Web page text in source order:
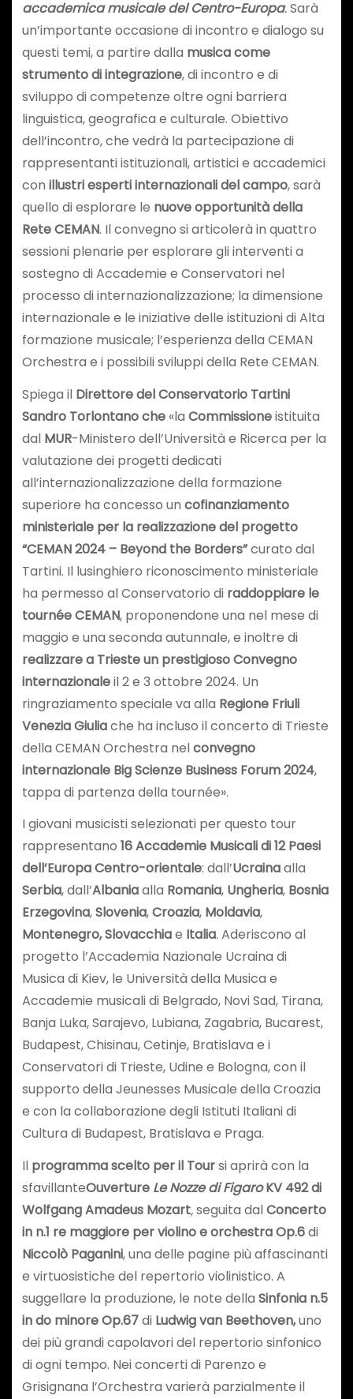
accademica musicale del Centro-Europa.Sarà
un’importante occasione di incontro e dialogo su
questi temi, a partire dalla musica come
strumento di integrazione, di incontro e di
sviluppo di competenze oltre ogni barriera
linguistica, geografica e culturale. Obiettivo
dell’incontro, che vedrà la partecipazione di
rappresentanti istituzionali, artistici e accademici
con illustri esperti internazionali del campo, sarà
quello di esplorare le nuove opportunità della
Rete CEMAN. Il convegno si articolerà in quattro
sessioni plenarie per esplorare gli interventi a
sostegno di Accademie e Conservatori nel
processo di internazionalizzazione; la dimensione
internazionale e le iniziative delle istituzioni di Alta
formazione musicale; l’esperienza della CEMAN
Orchestra e i possibili sviluppi della Rete CEMAN.
Spiega il Direttore del Conservatorio Tartini
Sandro Torlontano che «la Commissioneistituita
dal MUR-Ministero dell’Università e Ricerca per la
valutazione dei progetti dedicati
all’internazionalizzazione della formazione
superiore ha concesso un cofinanziamento
ministeriale per la realizzazione del progetto
“CEMAN 2024 – Beyond the Borders”curato dal
Tartini. Il lusinghiero riconoscimento ministeriale
ha permesso al Conservatorio di raddoppiare le
tournée CEMAN, proponendone una nel mese di
maggio e una seconda autunnale, e inoltre di
realizzare a Trieste un prestigioso Convegno
internazionaleil 2 e 3 ottobre 2024. Un
ringraziamento speciale va alla Regione Friuli
Venezia Giuliache ha incluso il concerto di Trieste
della CEMAN Orchestra nelconvegno
internazionale Big Scienze Business Forum 2024,
tappa di partenza della tournée».
I giovani musicisti selezionati per questo tour
rappresentano 16 Accademie Musicali di 12 Paesi
dell’Europa Centro-orientale: dall’Ucrainaalla
Serbia, dall’Albaniaalla Romania, Ungheria, Bosnia
Erzegovina,Slovenia,Croazia, Moldavia,
Montenegro, Slovacchiae Italia. Aderiscono al
progetto l’Accademia Nazionale Ucraina di
Musica di Kiev, le Università della Musica e
Accademie musicali di Belgrado, Novi Sad, Tirana,
Banja Luka, Sarajevo, Lubiana, Zagabria, Bucarest,
Budapest, Chisinau, Cetinje, Bratislava e i
Conservatori di Trieste, Udine e Bologna, con il
supporto della Jeunesses Musicale della Croazia
e con la collaborazione degli Istituti Italiani di
Cultura di Budapest, Bratislava e Praga.
Il programma scelto per il Toursi aprirà con la
sfavillanteOuverture Le Nozze di FigaroKV 492 di
Wolfgang Amadeus Mozart,seguita dalConcerto
in n.1 re maggiore per violino e orchestra Op.6di
Niccolò Paganini, una delle pagine più affascinanti
e virtuosistiche del repertorio violinistico. A
suggellare la produzione, le note della Sinfonia n.5
in do minore Op.67diLudwig van Beethoven,uno
dei più grandi capolavori del repertorio sinfonico
di ogni tempo. Nei concerti di Parenzo e
Grisignana l’Orchestra varierà parzialmente il